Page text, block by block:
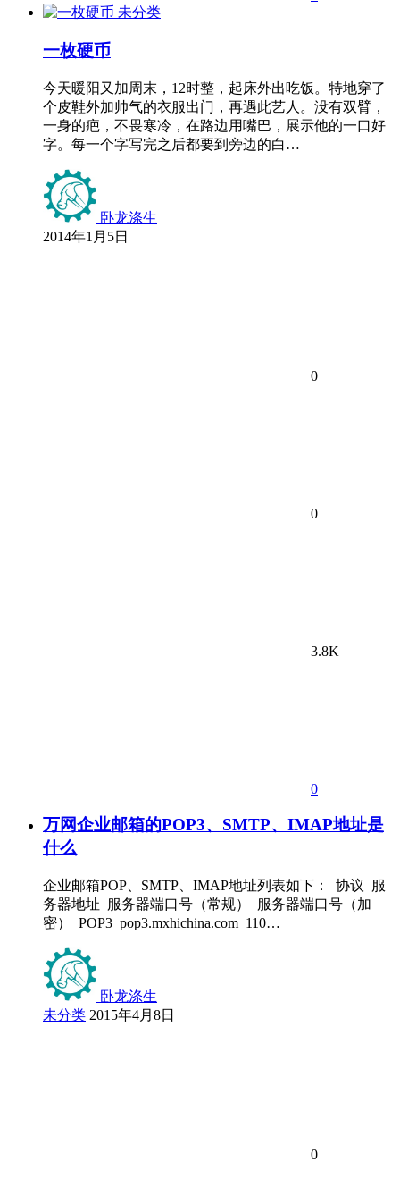
未分类
一枚硬币
今天暖阳又加周末，12时整，起床外出吃饭。特地穿了
个皮鞋外加帅气的衣服出门，再遇此艺人。没有双臂，
一身的疤，不畏寒冷，在路边用嘴巴，展示他的一口好
字。每一个字写完之后都要到旁边的白…
卧龙涤生
2014年1月5日
0
0
3.8K
0
万网企业邮箱的POP3、SMTP、IMAP地址是
什么
企业邮箱POP、SMTP、IMAP地址列表如下： 协议 服
务器地址 服务器端口号（常规） 服务器端口号（加
密） POP3 pop3.mxhichina.com 110…
卧龙涤生
未分类 2015年4月8日
0